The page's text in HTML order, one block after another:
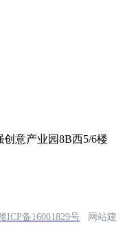
意产业园8B西5/6楼
ICP备16001829号 网站建